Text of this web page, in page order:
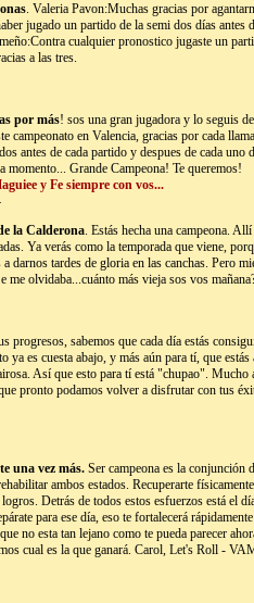
. Valeria Pavon:Muchas gracias por
jugado un partido de la semi dos días antes
cualquier pronostico jugaste un
a las tres.
por más! sos una gran jugadora y lo seguis
campeonato en Valencia, gracias por cada
antes de cada partido y despues de cada uno
momento... Grande Campeona! Te queremos!
y Fe siempre con vos...
la Calderona. Estás hecha una campeona.
Ya verás como la temporada que viene,
darnos tardes de gloria en las canchas. Pero
me olvidaba...cuánto más vieja sos vos
progresos, sabemos que cada día estás
ya es cuesta abajo, y más aún para tí, que
Así que esto para tí está "chupao". Mucho
pronto podamos volver a disfrutar con tus
una vez más. Ser campeona es la
ambos estados. Recuperarte
Detrás de todos estos esfuerzos está el
para ese día, eso te fortalecerá
no esta tan lejano como te pueda parecer
cual es la que ganará. Carol, Let's Roll -